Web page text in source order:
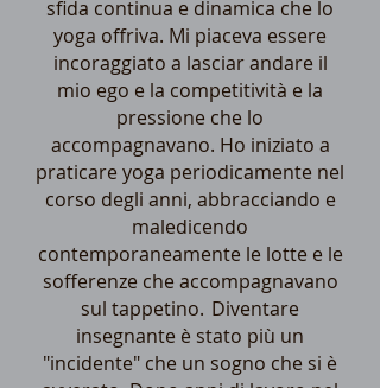
sfida continua e dinamica che lo
yoga offriva. Mi piaceva essere
incoraggiato a lasciar andare il
mio ego e la competitività e la
pressione che lo
accompagnavano. Ho iniziato a
praticare yoga periodicamente nel
corso degli anni, abbracciando e
maledicendo
contemporaneamente le lotte e le
sofferenze che accompagnavano
sul tappetino. Diventare
insegnante è stato più un
"incidente" che un sogno che si è